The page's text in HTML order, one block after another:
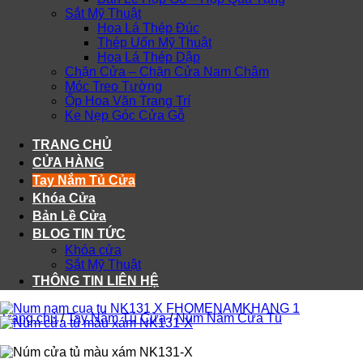
Sắt Mỹ Thuật
Hoa Lá Thép Đúc
Thép Uốn Mỹ Thuật
Hoa Lá Thép Dập
Chặn Cửa – Chặn Cửa Nam Châm
Móc Treo Tường
Ốp Hoa Văn Trang Trí
Ke Nẹp Góc Cửa Gỗ
TRANG CHỦ
CỬA HÀNG
Tay Nắm Tủ Cửa
Khóa Cửa
Bản Lề Cửa
BLOG TIN TỨC
Khóa cửa
Sắt Mỹ Thuật
THÔNG TIN LIÊN HỆ
Trang chủ / Tay Nắm Tủ Cửa / Núm Nắm Cửa Tủ